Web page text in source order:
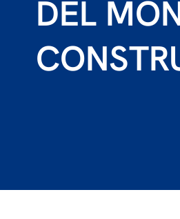
DEL